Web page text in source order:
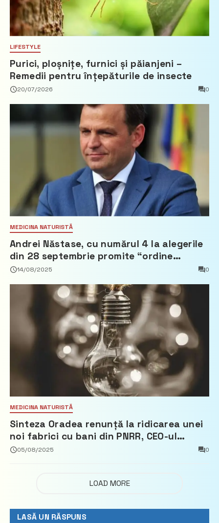
LIFESTYLE
Purici, ploșnițe, furnici și păianjeni –
Remedii pentru înțepăturile de insecte
20/07/2026 0
MEDICINA NATURISTĂ
Andrei Năstase, cu numărul 4 la alegerile
din 28 septembrie promite “ordine
europeană” și 10 miliarde pentru cetățeni
14/08/2025 0
MEDICINA NATURISTĂ
Sinteza Oradea renunță la ridicarea unei
noi fabrici cu bani din PNRR, CEO-ul
demisionează – Profit.ro
05/08/2025 0
LOAD MORE
LASĂ UN RĂSPUNS